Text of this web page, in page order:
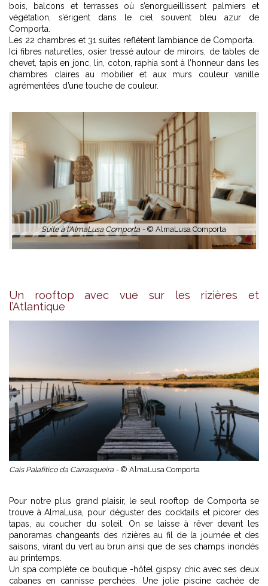
bois, balcons et terrasses où s’enorgueillissent palmiers et
végétation, s’érigent dans le ciel souvent bleu azur de
Comporta.
Les 22 chambres et 31 suites reflètent l’ambiance de Comporta.
Ici fibres naturelles, osier tressé autour de miroirs, de tables de
chevet, tapis en jonc, lin, coton, raphia sont à l’honneur dans les
chambres claires au mobilier et aux murs couleur vanille
agrémentées d’une touche de couleur.
Chambre - © AlmaLusa Comporta
1 2
Un rooftop avec vue sur les rizières et
l’Atlantique
Cais Palafítico da Carrasqueira - © AlmaLusa Comporta
Pour notre plus grand plaisir, le seul rooftop de Comporta se
trouve à AlmaLusa, pour déguster des cocktails et picorer des
tapas, au coucher du soleil. On se laisse à rêver devant les
panoramas changeants des rizières au fil de la journée et des
saisons, virant du vert au brun ainsi que de ses champs inondés
au printemps.
Un spa complète ce boutique -hôtel gispsy chic avec ses deux
cabanes en cannisse perchées. Une jolie piscine cachée de